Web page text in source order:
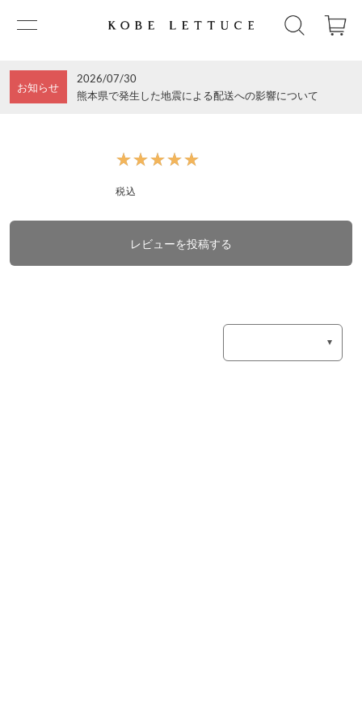
お知らせ
2026/07/30
熊本県で発生した地震による配送への影響について
★★★★★
★★★★★
税込
レビューを投稿する